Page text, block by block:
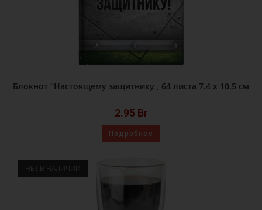
Блокнот “Настоящему защитнику , 64 листа 7.4 х 10.5 см
2.95 Br
Подробнее
НЕТ В НАЛИЧИИ